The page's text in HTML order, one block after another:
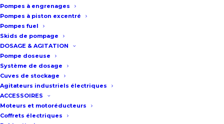
Pompes à engrenages
Pompes à piston excentré
Pompes fuel
Skids de pompage
DOSAGE & AGITATION
Pompe doseuse
Système de dosage
Cuves de stockage
Agitateurs industriels électriques
ACCESSOIRES
Moteurs et motoréducteurs
Coffrets électriques
Motopompe à eau diesel auto-
amorçante
Raccordement par brides 8″
Passage de particules jusqu’à
76mm
Pression maxi : 3.5 Bar
Débit maxi : 560 m3/h